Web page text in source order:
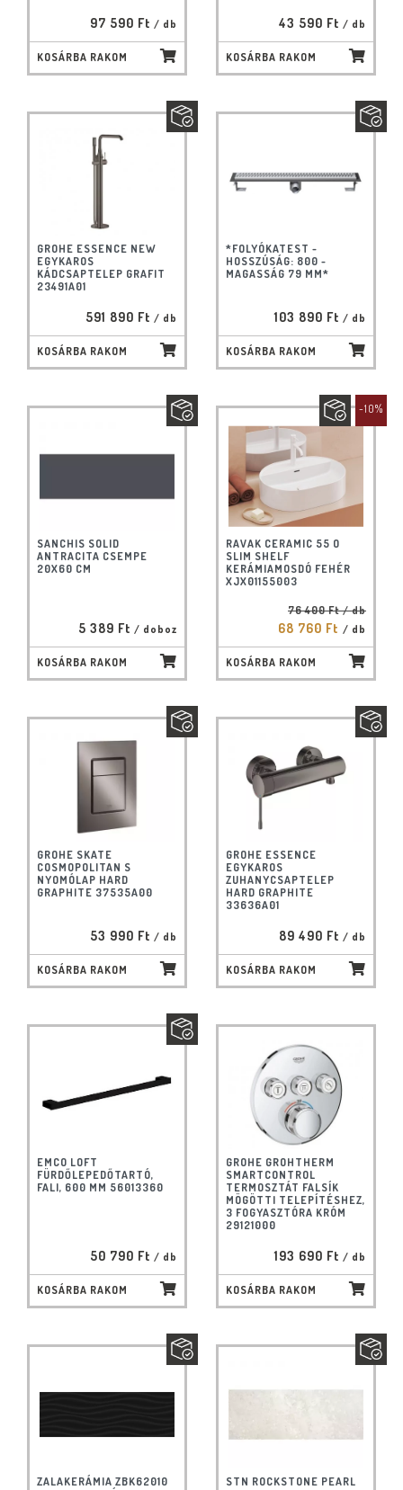
97 590 Ft / db
KOSÁRBA RAKOM
43 590 Ft / db
KOSÁRBA RAKOM
GROHE ESSENCE NEW
EGYKAROS
KÁDCSAPTELEP GRAFIT
23491A01
591 890 Ft / db
KOSÁRBA RAKOM
*FOLYÓKATEST -
HOSSZÚSÁG: 800 -
MAGASSÁG 79 MM*
103 890 Ft / db
KOSÁRBA RAKOM
SANCHIS SOLID
ANTRACITA CSEMPE
20X60 CM
5 389 Ft / doboz
KOSÁRBA RAKOM
-10%
RAVAK CERAMIC 55 O
SLIM SHELF
KERÁMIAMOSDÓ FEHÉR
XJX01155003
76 400 Ft/ db
68 760 Ft / db
KOSÁRBA RAKOM
GROHE SKATE
COSMOPOLITAN S
NYOMÓLAP HARD
GRAPHITE 37535A00
53 990 Ft / db
KOSÁRBA RAKOM
GROHE ESSENCE
EGYKAROS
ZUHANYCSAPTELEP
HARD GRAPHITE
33636A01
89 490 Ft / db
KOSÁRBA RAKOM
EMCO LOFT
FÜRDŐLEPEDŐTARTÓ,
FALI, 600 MM 56013360
50 790 Ft / db
KOSÁRBA RAKOM
GROHE GROHTHERM
SMARTCONTROL
TERMOSZTÁT FALSÍK
MÖGÖTTI TELEPÍTÉSHEZ,
3 FOGYASZTÓRA KRÓM
29121000
193 690 Ft / db
KOSÁRBA RAKOM
ZALAKERÁMIA ZBK62010
STN ROCKSTONE PEARL